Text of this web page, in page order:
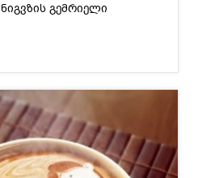
გემრიელი